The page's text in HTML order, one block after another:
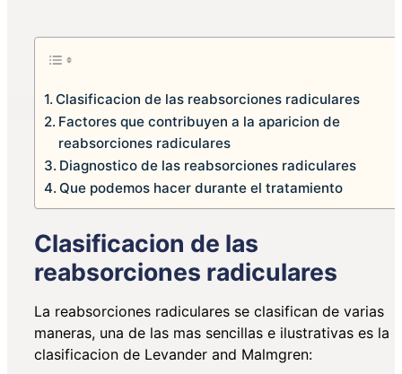
Clasificacion de las reabsorciones radiculares
Factores que contribuyen a la aparicion de
reabsorciones radiculares
Diagnostico de las reabsorciones radiculares
Que podemos hacer durante el tratamiento
Clasificacion de las
reabsorciones radiculares
La reabsorciones radiculares se clasifican de varias
maneras, una de las mas sencillas e ilustrativas es la
clasificacion de Levander and Malmgren: